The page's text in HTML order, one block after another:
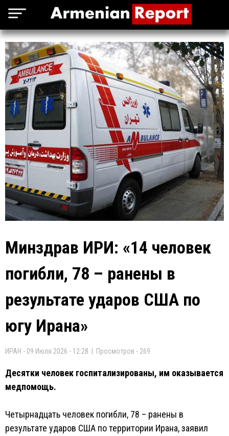
Минздрав ИРИ: «14 человек
погибли, 78 – ранены в
результате ударов США по
югу Ирана»
ИРАН - 09 Июля 2026 - 12:28 | Просмотров - 269
Десятки человек госпитализированы, им оказывается
медпомощь.
Четырнадцать человек погибли, 78 – ранены в
результате ударов США по территории Ирана, заявил